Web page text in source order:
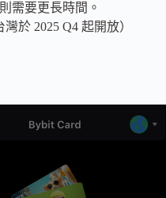
需要更長時間。
於 2025 Q4 起開放）